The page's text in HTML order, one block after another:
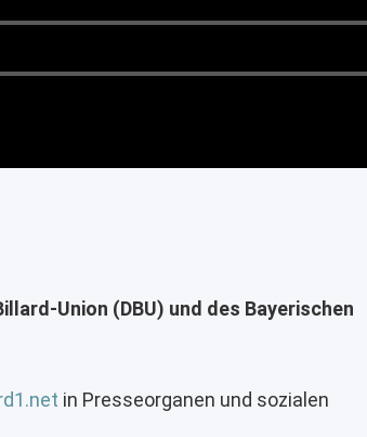
Union (DBU) und des Bayerischen
in Presseorganen und sozialen